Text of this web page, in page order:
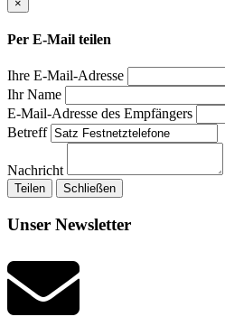
×
Per E-Mail teilen
Ihre E-Mail-Adresse
Ihr Name
E-Mail-Adresse des Empfängers
Betreff
Nachricht
Teilen Schließen
Unser Newsletter